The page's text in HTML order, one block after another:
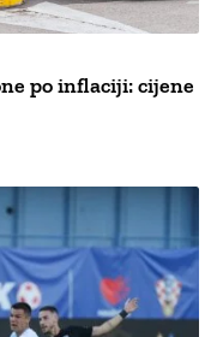
po inflaciji: cijene